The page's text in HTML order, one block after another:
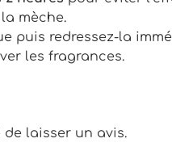
mèche.
puis redressez-la
les fragrances.
laisser un avis.